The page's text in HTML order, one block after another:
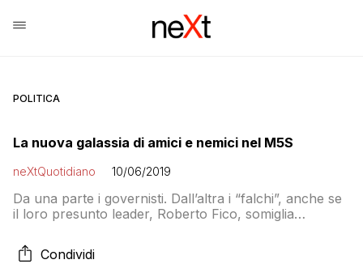
POLITICA
La nuova galassia di amici e nemici nel M5S
neXtQuotidiano 10/06/2019
Da una parte i governisti. Dall’altra i “falchi”, anche se
il loro presunto leader, Roberto Fico, somiglia
Condividi